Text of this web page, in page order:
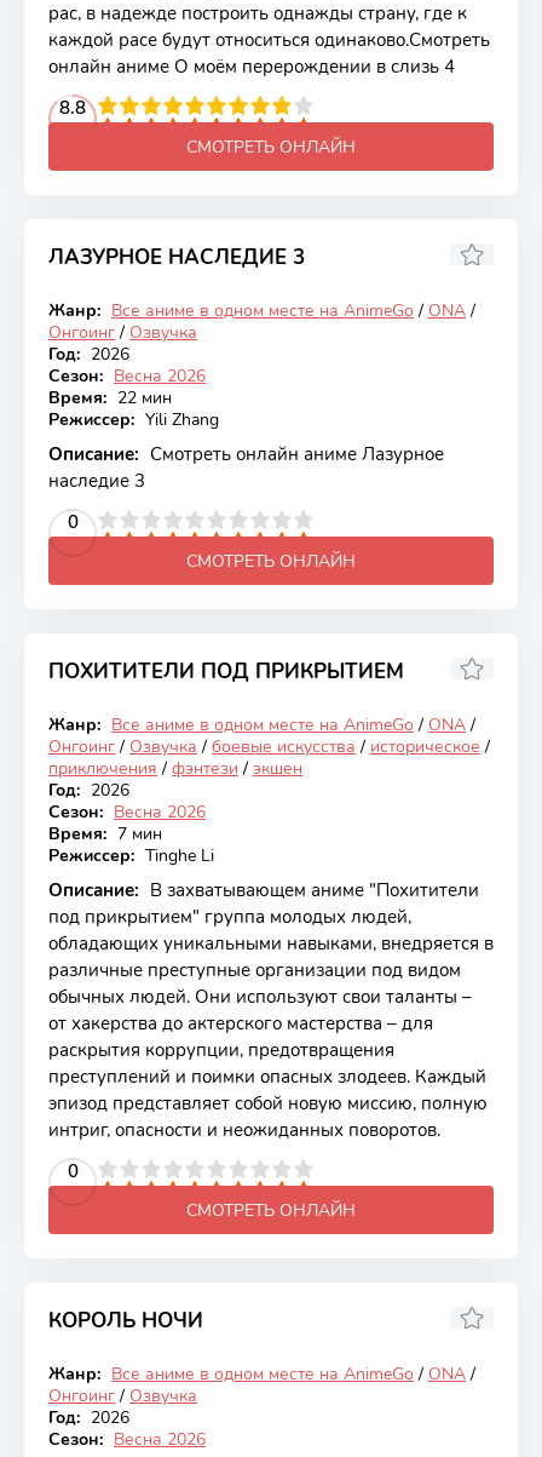
рас, в надежде построить однажды страну, где к
каждой расе будут относиться одинаково.Смотреть
онлайн аниме О моём перерождении в слизь 4
8.8
4 5 6 7 8 9 10
СМОТРЕТЬ ОНЛАЙН
ЛАЗУРНОЕ НАСЛЕДИЕ 3
Онгоинг
7.57
Жанр: Все аниме в одном месте на AnimeGo / ONA /
Онгоинг / Озвучка
Год: 2026
Сезон: Весна 2026
Время: 22 мин
Режиссер: Yili Zhang
Описание: Смотреть онлайн аниме Лазурное
наследие 3
0
4 5 6 7 8 9 10
СМОТРЕТЬ ОНЛАЙН
ПОХИТИТЕЛИ ПОД ПРИКРЫТИЕМ
Онгоинг
6.61
Жанр: Все аниме в одном месте на AnimeGo / ONA /
Онгоинг / Озвучка / боевые искусства / историческое /
приключения / фэнтези / экшен
Год: 2026
Сезон: Весна 2026
Время: 7 мин
Режиссер: Tinghe Li
Описание: В захватывающем аниме "Похитители
под прикрытием" группа молодых людей,
обладающих уникальными навыками, внедряется в
различные преступные организации под видом
обычных людей. Они используют свои таланты –
от хакерства до актерского мастерства – для
раскрытия коррупции, предотвращения
преступлений и поимки опасных злодеев. Каждый
эпизод представляет собой новую миссию, полную
интриг, опасности и неожиданных поворотов.
0
4 5 6 7 8 9 10
СМОТРЕТЬ ОНЛАЙН
КОРОЛЬ НОЧИ
Онгоинг
7.1
Жанр: Все аниме в одном месте на AnimeGo / ONA /
Онгоинг / Озвучка
Год: 2026
Сезон: Весна 2026